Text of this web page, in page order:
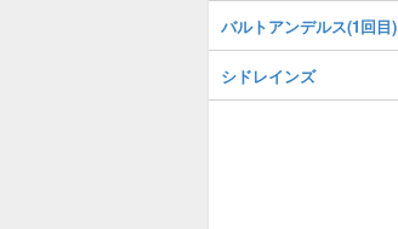
バルトアンデルス(1回目)
シドレインズ